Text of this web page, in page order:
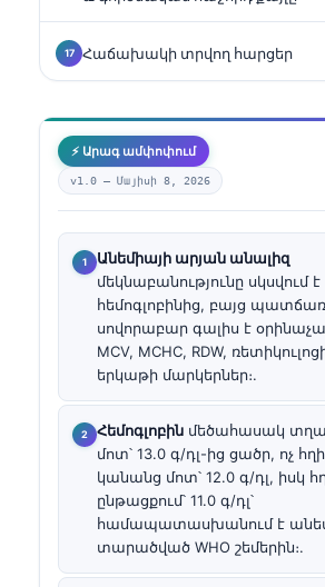
Հաճախակի տրվող հարցեր
⚡ Արագ ամփոփում
v1.0 — Մայիսի 8, 2026
Անեմիայի արյան անալիզ
մեկնաբանությունը սկսվում է
հեմոգլոբինից, բայց
սովորաբար գալիս է
MCV, MCHC, RDW,
երկաթի մարկերներ։.
Հեմոգլոբին մեծահասակ
մոտ՝ 13.0 գ/դլ-ից ցածր, ոչ
կանանց մոտ՝ 12.0 գ/դլ, իսկ
ընթացքում՝ 11.0 գ/դլ՝
համապատասխանում է
տարածված WHO շեմերին։.